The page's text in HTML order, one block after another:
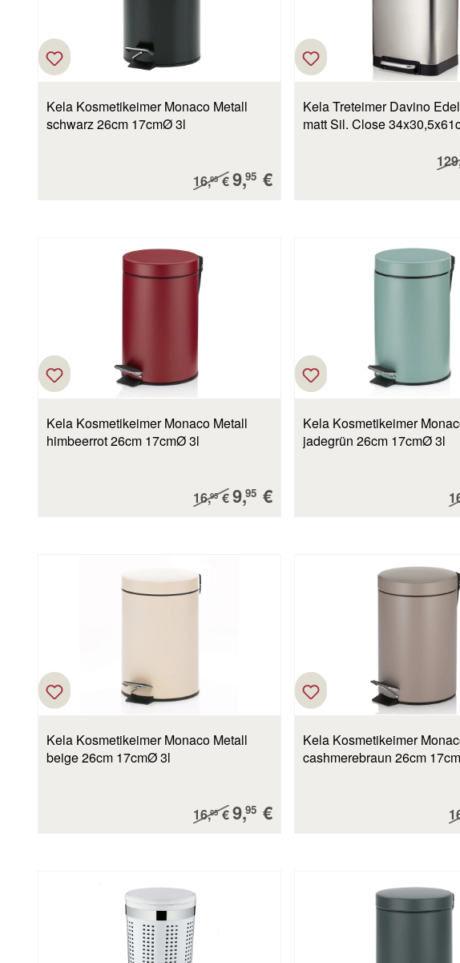
Kela Kosmetikeimer Monaco Metall
schwarz 26cm 17cmØ 3l
Regulärer Preis:
16,95€Verkaufspreis:
9,95 €
Kela Treteimer Davino
matt Sil. Close
Kela Kosmetikeimer Monaco Metall
himbeerrot 26cm 17cmØ 3l
Regulärer Preis:
16,95€Verkaufspreis:
9,95 €
Kela Kosmetikeimer
jadegrün 26cm 17cmØ 3l
Kela Kosmetikeimer Monaco Metall
beige 26cm 17cmØ 3l
Regulärer Preis:
16,95€Verkaufspreis:
9,95 €
Kela Kosmetikeimer
cashmerebraun 26cm